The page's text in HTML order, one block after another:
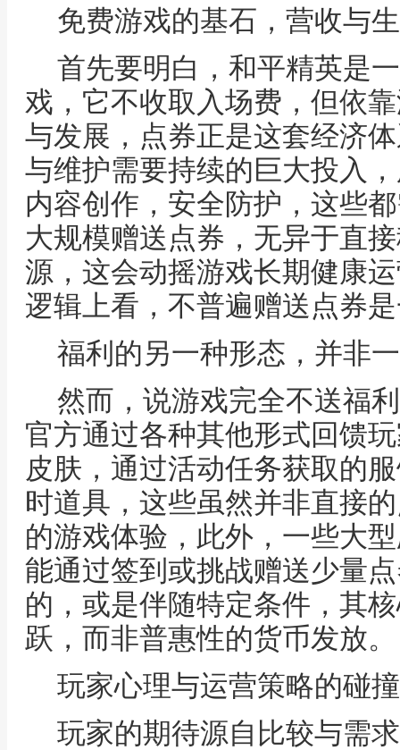
免费游戏的基石，营收与
首先要明白，和平精英是
戏，它不收取入场费，但依
与发展，点券正是这套经济
与维护需要持续的巨大投入
内容创作，安全防护，这些
大规模赠送点券，无异于直
源，这会动摇游戏长期健康
逻辑上看，不普遍赠送点券
福利的另一种形态，并非
然而，说游戏完全不送福
官方通过各种其他形式回馈
皮肤，通过活动任务获取的
时道具，这些虽然并非直接
的游戏体验，此外，一些大
能通过签到或挑战赠送少量
的，或是伴随特定条件，其
跃，而非普惠性的货币发放。
玩家心理与运营策略的碰撞
玩家的期待源自比较与需